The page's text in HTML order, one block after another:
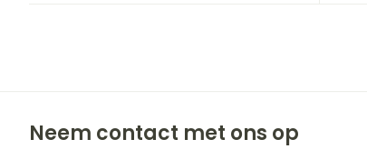
Neem contact met ons op